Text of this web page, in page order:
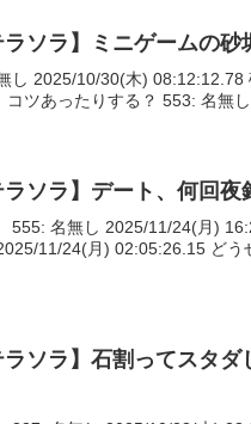
ラソラ】ミニゲームの
し 2025/10/30(木) 08:12:12.78
コツあったりする？ 553: 名無
ラソラ】デート、何回
555: 名無し 2025/11/24(月)
11/24(月) 02:05:26.15 どう
ラソラ】石割ってスタ